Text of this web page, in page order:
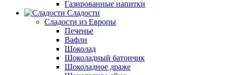
Газированные напитки
Сладости
Сладости из Европы
Печенье
Вафли
Шоколад
Шоколадный батончик
Шоколадное драже